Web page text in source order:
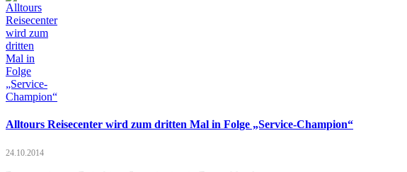
Alltours Reisecenter wird zum dritten Mal in Folge „Service-Champion“
24.10.2014